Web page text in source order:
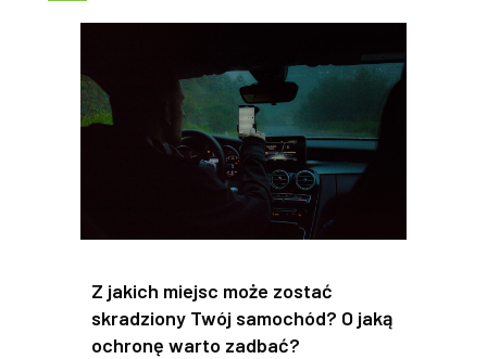
Z jakich miejsc może zostać
skradziony Twój samochód? O jaką
ochronę warto zadbać?